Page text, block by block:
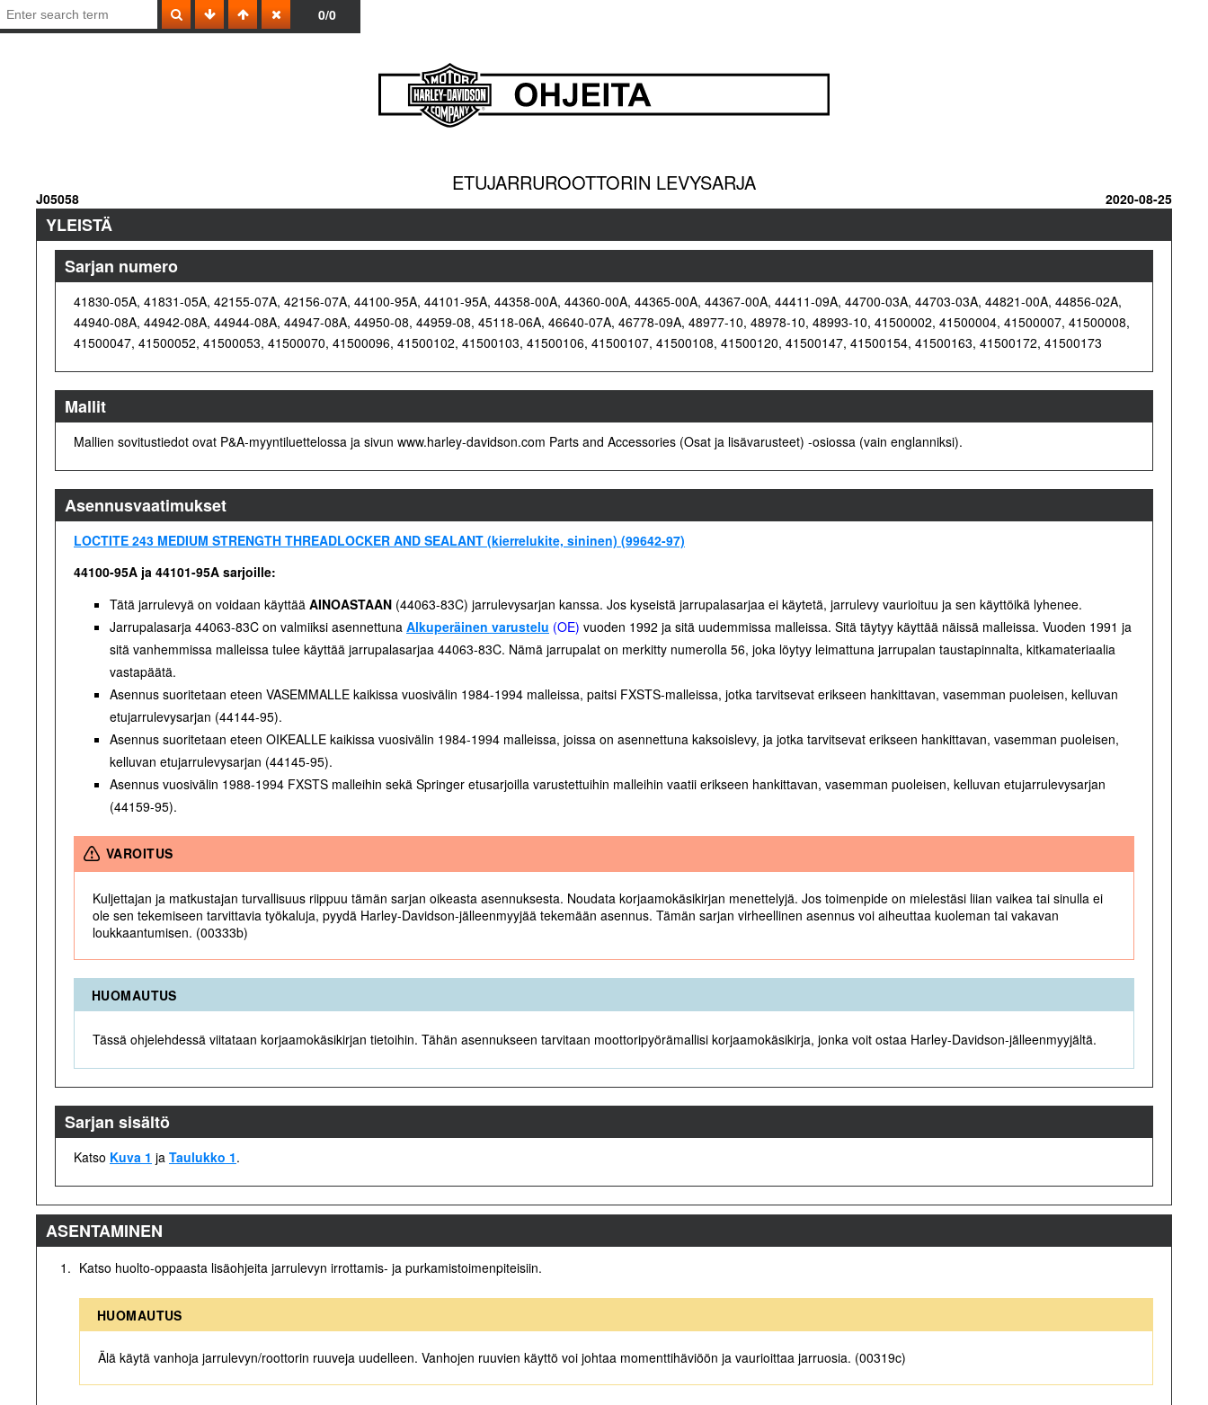
0/0
ETUJARRUROOTTORIN LEVYSARJA
J05058 2020-08-25
YLEISTÄ
Sarjan numero
41830-05A, 41831-05A, 42155-07A, 42156-07A, 44100-95A, 44101-95A, 44358-00A, 44360-00A, 44365-00A, 44367-00A, 44411-09A, 44700-03A, 44703-03A, 44821-00A, 44856-02A,
44940-08A, 44942-08A, 44944-08A, 44947-08A, 44950-08, 44959-08, 45118-06A, 46640-07A, 46778-09A, 48977-10, 48978-10, 48993-10, 41500002, 41500004, 41500007, 41500008,
41500047, 41500052, 41500053, 41500070, 41500096, 41500102, 41500103, 41500106, 41500107, 41500108, 41500120, 41500147, 41500154, 41500163, 41500172, 41500173
Mallit
Mallien sovitustiedot ovat P&A-myyntiluettelossa ja sivun www.harley-davidson.com Parts and Accessories (Osat ja lisävarusteet) -osiossa (vain englanniksi).
Asennusvaatimukset
LOCTITE 243 MEDIUM STRENGTH THREADLOCKER AND SEALANT (kierrelukite, sininen) (99642-97)
44100-95A ja 44101-95A sarjoille:
Tätä jarrulevyä on voidaan käyttää AINOASTAAN (44063-83C) jarrulevysarjan kanssa. Jos kyseistä jarrupalasarjaa ei käytetä, jarrulevy vaurioituu ja sen käyttöikä lyhenee.
Jarrupalasarja 44063-83C on valmiiksi asennettuna Alkuperäinen varustelu (OE) vuoden 1992 ja sitä uudemmissa malleissa. Sitä täytyy käyttää näissä malleissa. Vuoden 1991 ja
sitä vanhemmissa malleissa tulee käyttää jarrupalasarjaa 44063-83C. Nämä jarrupalat on merkitty numerolla 56, joka löytyy leimattuna jarrupalan taustapinnalta, kitkamateriaalia
vastapäätä.
Asennus suoritetaan eteen VASEMMALLE kaikissa vuosivälin 1984-1994 malleissa, paitsi FXSTS-malleissa, jotka tarvitsevat erikseen hankittavan, vasemman puoleisen, kelluvan
etujarrulevysarjan (44144-95).
Asennus suoritetaan eteen OIKEALLE kaikissa vuosivälin 1984-1994 malleissa, joissa on asennettuna kaksoislevy, ja jotka tarvitsevat erikseen hankittavan, vasemman puoleisen,
kelluvan etujarrulevysarjan (44145-95).
Asennus vuosivälin 1988-1994 FXSTS malleihin sekä Springer etusarjoilla varustettuihin malleihin vaatii erikseen hankittavan, vasemman puoleisen, kelluvan etujarrulevysarjan
(44159-95).
VAROITUS
Kuljettajan ja matkustajan turvallisuus riippuu tämän sarjan oikeasta asennuksesta. Noudata korjaamokäsikirjan menettelyjä. Jos toimenpide on mielestäsi liian vaikea tai sinulla ei
ole sen tekemiseen tarvittavia työkaluja, pyydä Harley-Davidson-jälleenmyyjää tekemään asennus. Tämän sarjan virheellinen asennus voi aiheuttaa kuoleman tai vakavan
loukkaantumisen. (00333b)
HUOMAUTUS
Tässä ohjelehdessä viitataan korjaamokäsikirjan tietoihin. Tähän asennukseen tarvitaan moottoripyörämallisi korjaamokäsikirja, jonka voit ostaa Harley-Davidson-jälleenmyyjältä.
Sarjan sisältö
Katso Kuva 1 ja Taulukko 1.
ASENTAMINEN
1. Katso huolto-oppaasta lisäohjeita jarrulevyn irrottamis- ja purkamistoimenpiteisiin.
HUOMAUTUS
Älä käytä vanhoja jarrulevyn/roottorin ruuveja uudelleen. Vanhojen ruuvien käyttö voi johtaa momenttihäviöön ja vaurioittaa jarruosia. (00319c)